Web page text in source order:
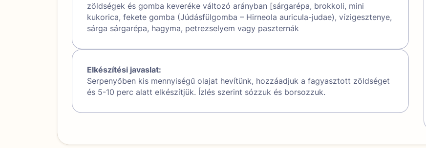
zöldségek és gomba keveréke változó arányban [sárgarépa, brokkoli, mini
kukorica, fekete gomba (Júdásfülgomba – Hirneola auricula-judae), vízigesztenye,
sárga sárgarépa, hagyma, petrezselyem vagy paszternák
Elkészítési javaslat:
Serpenyőben kis mennyiségű olajat hevítünk, hozzáadjuk a fagyasztott zöldséget
és 5-10 perc alatt elkészítjük. Ízlés szerint sózzuk és borsozzuk.